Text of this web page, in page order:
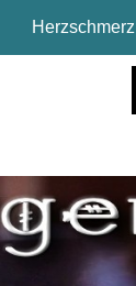
Herzschmerz